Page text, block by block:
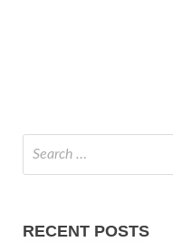
RECENT POSTS